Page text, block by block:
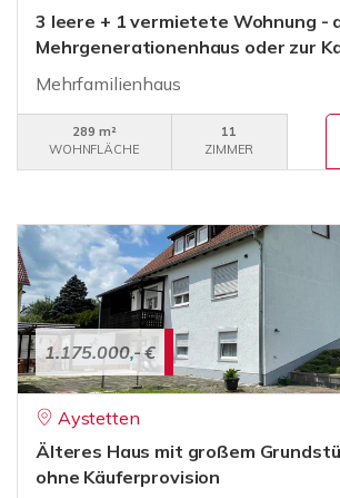
3 leere + 1 vermietete Wohnung -
Mehrgenerationenhaus oder zur
Mehrfamilienhaus
289 m²
WOHNFLÄCHE
11
ZIMMER
1.175.000,- €
Aystetten
Älteres Haus mit großem
ohne Käuferprovision